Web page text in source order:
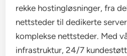
rekke hostingløsninger, fra
nettsteder til dedikerte
komplekse nettsteder. Med
infrastruktur, 24/7